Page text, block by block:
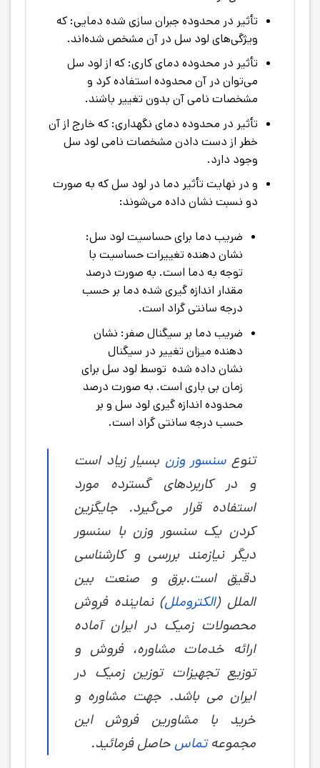
تأثیر در محدوده جبران سازی شده دمایی: که
ویژگی‌های لود سل در آن مشخص شده‌اند.
تأثیر در محدوده دمای کاری: که از لود سل
می‌توان در آن محدوده استفاده کرد و
مشخصات نامی آن بدون تغییر باشند.
تأثیر در محدوده دمای نگهداری: که خارج از آن
خطر از دست دادن مشخصات نامی لود سل
وجود دارد.
و در نهایت تأثیر دما در لود سل که به صورت
دو نسبت نشان داده می‌شوند:
ضریب دما برای حساسیت لود سل:
نشان دهنده تغییرات حساسیت با
توجه به دما است. به صورت درصد
مقدار اندازه گیری شده دما بر حسب
درجه سانتی گراد است.
ضریب دما بر سیگنال صفر: نشان
دهنده میزان تغییر در سیگنال
نشان داده شده توسط لود سل برای
زمان بی باری است. به صورت درصد
محدوده اندازه گیری لود سل و بر
حسب درجه سانتی گراد است.
تنوعسنسور وزن بسیار زیاد است
و در کاربردهای گسترده مورد
استفاده قرار می‌گیرد. جایگزین
کردن یک سنسور وزن با سنسور
دیگر نیازمند بررسی و کارشناسی
دقیق است.برق و صنعت بین
الملل (الکتروملل) نماینده فروش
محصولات زمیک در ایران آماده
ارائه خدمات مشاوره، فروش و
توزیع تجهیزات توزین زمیک در
ایران می باشد. جهت مشاوره و
خرید با مشاورین فروش این
مجموعهتماسحاصل فرمائید.